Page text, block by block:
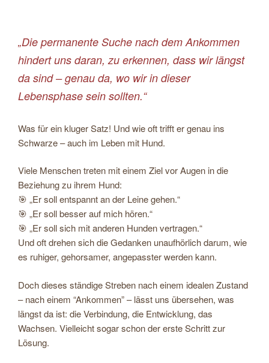
„Die permanente Suche nach dem Ankommen
hindert uns daran, zu erkennen, dass wir längst
da sind – genau da, wo wir in dieser
Lebensphase sein sollten.“
Was für ein kluger Satz! Und wie oft trifft er genau ins
Schwarze – auch im Leben mit Hund.
Viele Menschen treten mit einem Ziel vor Augen in die
Beziehung zu ihrem Hund:
🎯 „Er soll entspannt an der Leine gehen.“
🎯 „Er soll besser auf mich hören.“
🎯 „Er soll sich mit anderen Hunden vertragen.“
Und oft drehen sich die Gedanken unaufhörlich darum, wie
es ruhiger, gehorsamer, angepasster werden kann.
Doch dieses ständige Streben nach einem idealen Zustand
– nach einem “Ankommen” – lässt uns übersehen, was
längst da ist: die Verbindung, die Entwicklung, das
Wachsen. Vielleicht sogar schon der erste Schritt zur
Lösung.